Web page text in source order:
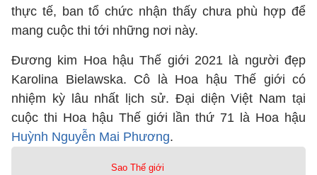
thực tế, ban tổ chức nhận thấy chưa phù hợp để
mang cuộc thi tới những nơi này.
Đương kim Hoa hậu Thế giới 2021 là người đẹp
Karolina Bielawska. Cô là Hoa hậu Thế giới có
nhiệm kỳ lâu nhất lịch sử. Đại diện Việt Nam tại
cuộc thi Hoa hậu Thế giới lần thứ 71 là Hoa hậu
Huỳnh Nguyễn Mai Phương.
Sao Thế giới